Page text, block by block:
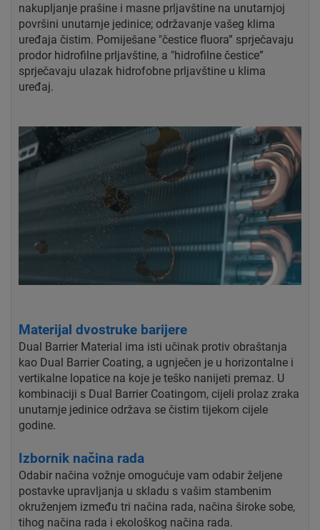
nakupljanje prašine i masne prljavštine na unutarnjoj
površini unutarnje jedinice; održavanje vašeg klima
uređaja čistim. Pomiješane "čestice fluora” sprječavaju
prodor hidrofilne prljavštine, a "hidrofilne čestice”
sprječavaju ulazak hidrofobne prljavštine u klima
uređaj.
Materijal dvostruke barijere
Dual Barrier Material ima isti učinak protiv obraštanja
kao Dual Barrier Coating, a ugnječen je u horizontalne i
vertikalne lopatice na koje je teško nanijeti premaz. U
kombinaciji s Dual Barrier Coatingom, cijeli prolaz zraka
unutarnje jedinice održava se čistim tijekom cijele
godine.
Izbornik načina rada
Odabir načina vožnje omogućuje vam odabir željene
postavke upravljanja u skladu s vašim stambenim
okruženjem između tri načina rada, načina široke sobe,
tihog načina rada i ekološkog načina rada.